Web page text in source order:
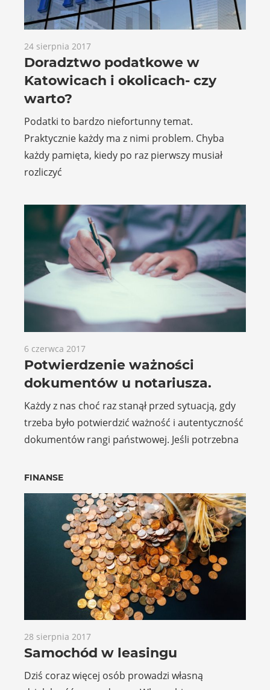
24 sierpnia 2017
Doradztwo podatkowe w
Katowicach i okolicach- czy
warto?
Podatki to bardzo niefortunny temat.
Praktycznie każdy ma z nimi problem. Chyba
każdy pamięta, kiedy po raz pierwszy musiał
rozliczyć
6 czerwca 2017
Potwierdzenie ważności
dokumentów u notariusza.
Każdy z nas choć raz stanął przed sytuacją, gdy
trzeba było potwierdzić ważność i autentyczność
dokumentów rangi państwowej. Jeśli potrzebna
FINANSE
28 sierpnia 2017
Samochód w leasingu
Dziś coraz więcej osób prowadzi własną